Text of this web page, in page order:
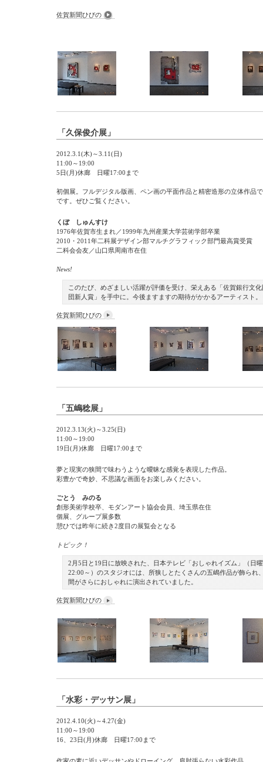
佐賀新聞ひびの
「久保俊介展」
2012.3.1(木)～3.11(日)
11:00～19:00
5日(月)休廊 日曜17:00まで
初個展。フルデジタル版画、ペン画の平面作品と精密造形の立体作品
です。ぜひご覧ください。
くぼ しゅんすけ
1976年佐賀市生まれ／1999年九州産業大学芸術学部卒業
2010・2011年二科展デザイン部マルチグラフィック部門最高賞受賞
二科会会友／山口県周南市在住
News!
このたび、めざましい活躍が評価を受け、栄えある「佐賀銀行文化
団新人賞」を手中に。今後ますますの期待がかかるアーティスト。
佐賀新聞ひびの
「五嶋稔展」
2012.3.13(火)～3.25(日)
11:00～19:00
19日(月)休廊 日曜17:00まで
夢と現実の狭間で味わうような曖昧な感覚を表現した作品。
彩豊かで奇妙、不思議な画面をお楽しみください。
ごとう みのる
創形美術学校卒、モダンアート協会会員、埼玉県在住
個展、グループ展多数
憩ひでは昨年に続き2度目の展覧会となる
トピック！
2月5日と19日に放映された、日本テレビ「おしゃれイズム」（日曜
22:00～）のスタジオには、所狭しとたくさんの五嶋作品が飾られ
間がさらにおしゃれに演出されていました。
佐賀新聞ひびの
「水彩・デッサン展」
2012.4.10(火)～4.27(金)
11:00～19:00
16、23日(月)休廊 日曜17:00まで